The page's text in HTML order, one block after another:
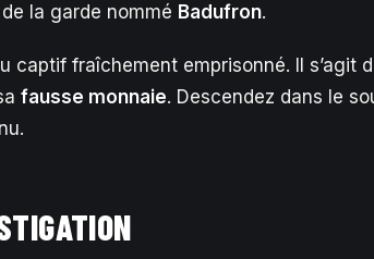
la garde nommé Badufron.
captif fraîchement emprisonné. Il s’agit
fausse monnaie. Descendez dans le